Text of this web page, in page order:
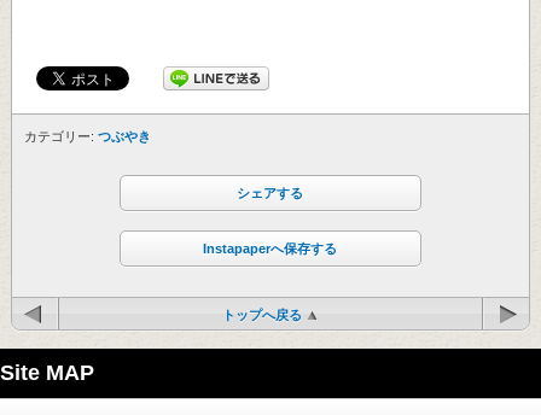
カテゴリー: つぶやき
シェアする
Instapaperへ保存する
トップへ戻る
Site MAP